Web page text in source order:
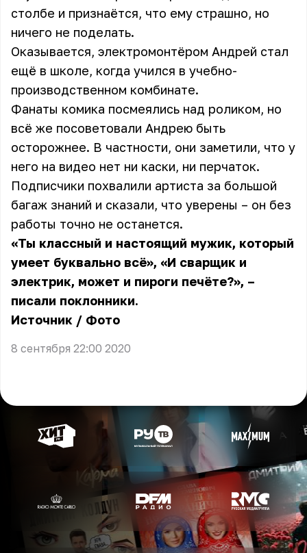
столбе и признаётся, что ему страшно, но
ничего не поделать.
Оказывается, электромонтёром Андрей стал
ещё в школе, когда учился в учебно-
производственном комбинате.
Фанаты комика посмеялись над роликом, но
всё же посоветовали Андрею быть
осторожнее. В частности, они заметили, что у
него на видео нет ни каски, ни перчаток.
Подписчики похвалили артиста за большой
багаж знаний и сказали, что уверены – он без
работы точно не останется.
«Ты классный и настоящий мужик, который
умеет буквально всё», «И сварщик и
электрик, может и пироги печёте?», –
писали поклонники.
Источник / Фото
8 сентября 22:00 2020